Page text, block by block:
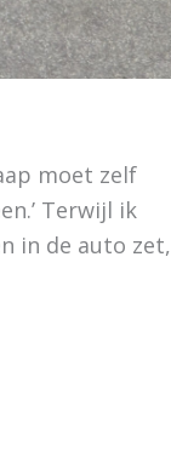
moet zelf
Terwijl ik
in de auto zet,